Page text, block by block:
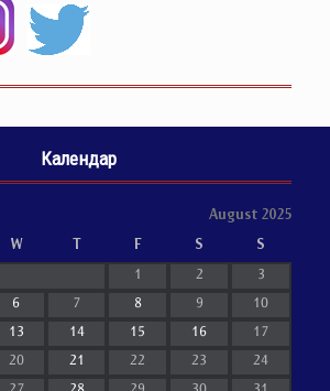
Календар
August 2025
W T F S S
1 2 3
6 7 8 9 10
13 14 15 16 17
20 21 22 23 24